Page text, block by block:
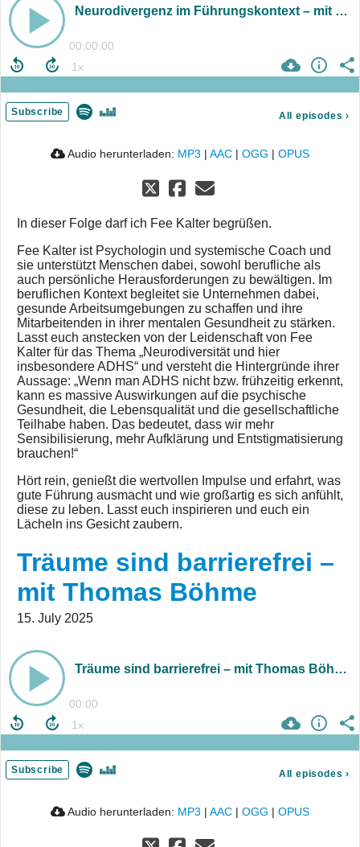
Neurodivergenz im Führungskontext – mit Fee Kalter de
00:00:00
Subscribe All episodes ›
Audio herunterladen: MP3 | AAC | OGG | OPUS
In dieser Folge darf ich Fee Kalter begrüßen.
Fee Kalter ist Psychologin und systemische Coach und
sie unterstützt Menschen dabei, sowohl berufliche als
auch persönliche Herausforderungen zu bewältigen. Im
beruflichen Kontext begleitet sie Unternehmen dabei,
gesunde Arbeitsumgebungen zu schaffen und ihre
Mitarbeitenden in ihrer mentalen Gesundheit zu stärken.
Lasst euch anstecken von der Leidenschaft von Fee
Kalter für das Thema „Neurodiversität und hier
insbesondere ADHS“ und versteht die Hintergründe ihrer
Aussage: „Wenn man ADHS nicht bzw. frühzeitig erkennt,
kann es massive Auswirkungen auf die psychische
Gesundheit, die Lebensqualität und die gesellschaftliche
Teilhabe haben. Das bedeutet, dass wir mehr
Sensibilisierung, mehr Aufklärung und Entstigmatisierung
brauchen!“
Hört rein, genießt die wertvollen Impulse und erfahrt, was
gute Führung ausmacht und wie großartig es sich anfühlt,
diese zu leben. Lasst euch inspirieren und euch ein
Lächeln ins Gesicht zaubern.
Träume sind barrierefrei –
mit Thomas Böhme
15. July 2025
Träume sind barrierefrei – mit Thomas Böhme
00:00
Subscribe All episodes ›
Audio herunterladen: MP3 | AAC | OGG | OPUS